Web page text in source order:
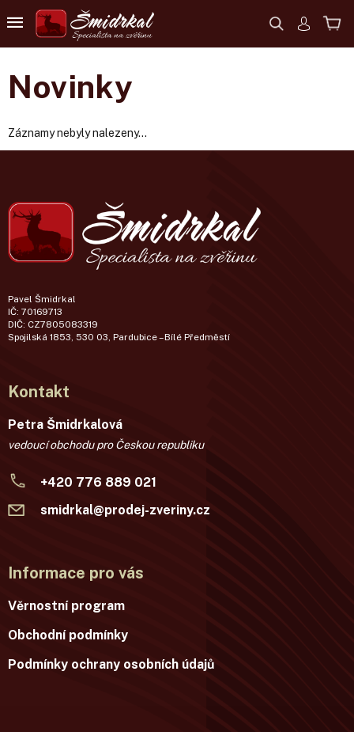
Novinky
Záznamy nebyly nalezeny...
Pavel Šmidrkal
IČ: 70169713
DIČ: CZ7805083319
Spojilská 1853, 530 03, Pardubice – Bílé Předměstí
Kontakt
Petra Šmidrkalová
vedoucí obchodu pro Českou republiku
+420 776 889 021
smidrkal@prodej-zveriny.cz
Informace pro vás
Věrnostní program
Obchodní podmínky
Podmínky ochrany osobních údajů